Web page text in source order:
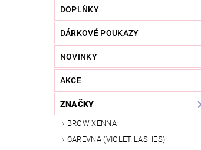
DOPLŇKY
DÁRKOVÉ POUKAZY
NOVINKY
AKCE
ZNAČKY
BROW XENNA
CAREVNA (VIOLET LASHES)